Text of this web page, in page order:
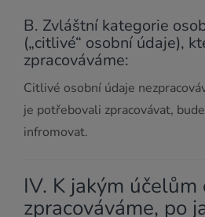
B. Zvláštní kategorie
(„citlivé“ osobní údaje),
zpracováváme:
Citlivé osobní údaje
je potřebovali zpracovávat,
infromovat.
IV. K jakým
zpracováváme, po